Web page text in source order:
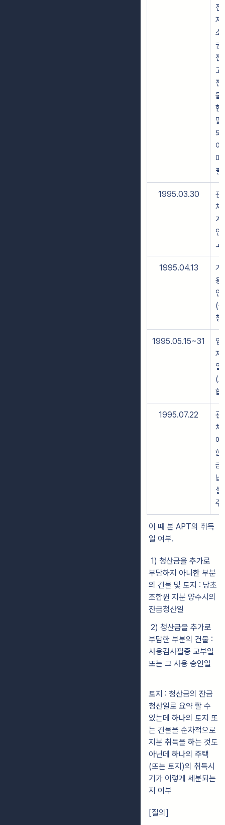
전
지
소
권
전
고
전
물
현
멸
되
이
미
필)
1995.03.30
관
처
계
인
고
1995.04.13
가
용
인
(구
청)
1995.05.15~31
입
지
일
(조
합)
1995.07.22
관
처
에
한
금
납
실
주
이 때 본 APT의 취득
일 여부.
1) 청산금을 추가로
부담하지 아니한 부분
의 건물 및 토지 : 당초
조합원 지분 양수시의
잔금청산일
2) 청산금을 추가로
부담한 부분의 건물 :
사용검사필증 교부일
또는 그 사용 승인일
토지 : 청산금의 잔금
청산일로 요약 할 수
있는데 하나의 토지 또
는 건물을 순차적으로
지분 취득을 하는 것도
아닌데 하나의 주택
(또는 토지)의 취득시
기가 이렇게 세분되는
지 여부
[질의]